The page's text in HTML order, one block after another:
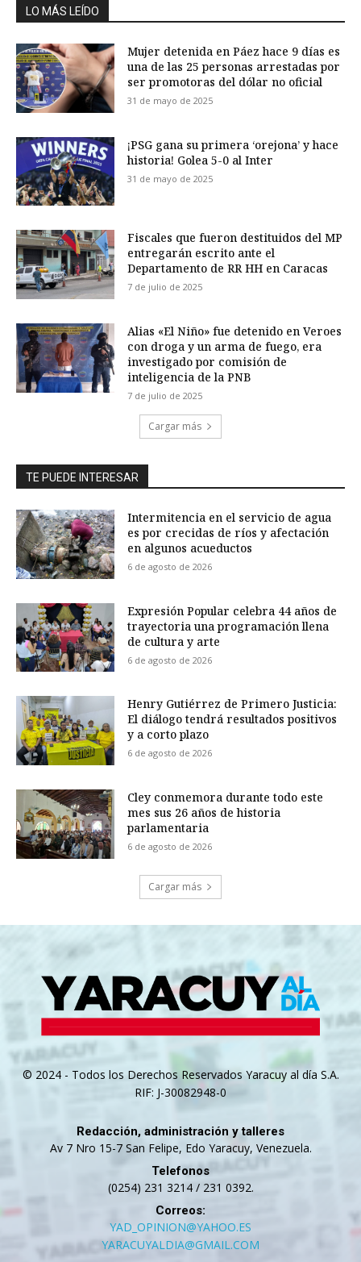
LO MÁS LEÍDO
Mujer detenida en Páez hace 9 días es
una de las 25 personas arrestadas por
ser promotoras del dólar no oficial
31 de mayo de 2025
¡PSG gana su primera ‘orejona’ y hace
historia! Golea 5-0 al Inter
31 de mayo de 2025
Fiscales que fueron destituidos del MP
entregarán escrito ante el
Departamento de RR HH en Caracas
7 de julio de 2025
Alias «El Niño» fue detenido en Veroes
con droga y un arma de fuego, era
investigado por comisión de
inteligencia de la PNB
7 de julio de 2025
Cargar más
TE PUEDE INTERESAR
Intermitencia en el servicio de agua
es por crecidas de ríos y afectación
en algunos acueductos
6 de agosto de 2026
Expresión Popular celebra 44 años de
trayectoria una programación llena
de cultura y arte
6 de agosto de 2026
Henry Gutiérrez de Primero Justicia:
El diálogo tendrá resultados positivos
y a corto plazo
6 de agosto de 2026
Cley conmemora durante todo este
mes sus 26 años de historia
parlamentaria
6 de agosto de 2026
Cargar más
© 2024 - Todos los Derechos Reservados Yaracuy al día S.A.
RIF: J-30082948-0
Redacción, administración y talleres
Av 7 Nro 15-7 San Felipe, Edo Yaracuy, Venezuela.
Telefonos
(0254) 231 3214 / 231 0392.
Correos:
YAD_OPINION@YAHOO.ES
YARACUYALDIA@GMAIL.COM